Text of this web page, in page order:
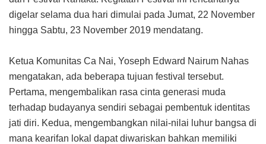
digelar selama dua hari dimulai pada Jumat, 22 November
hingga Sabtu, 23 November 2019 mendatang.
Ketua Komunitas Ca Nai, Yoseph Edward Nairum Nahas
mengatakan, ada beberapa tujuan festival tersebut.
Pertama, mengembalikan rasa cinta generasi muda
terhadap budayanya sendiri sebagai pembentuk identitas
jati diri. Kedua, mengembangkan nilai-nilai luhur bangsa di
mana kearifan lokal dapat diwariskan bahkan memiliki